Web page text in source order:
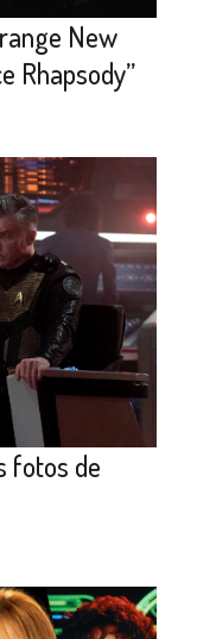
New
Rhapsody”
fotos de